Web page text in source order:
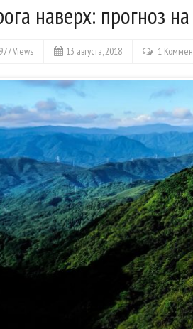
наверх: прогноз
Views 13 августа, 2018 1